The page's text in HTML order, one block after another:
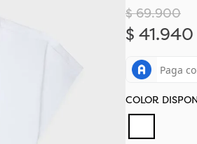
$ 69.900
$ 41.940